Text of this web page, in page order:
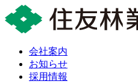
会社案内
お知らせ
採用情報